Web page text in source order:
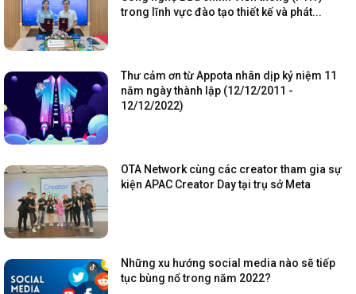
trong lĩnh vực đào tạo thiết kế và phát...
Thư cảm ơn từ Appota nhân dịp kỷ niệm 11
năm ngày thành lập (12/12/2011 -
12/12/2022)
OTA Network cùng các creator tham gia sự
kiện APAC Creator Day tại trụ sở Meta
Những xu hướng social media nào sẽ tiếp
tục bùng nổ trong năm 2022?